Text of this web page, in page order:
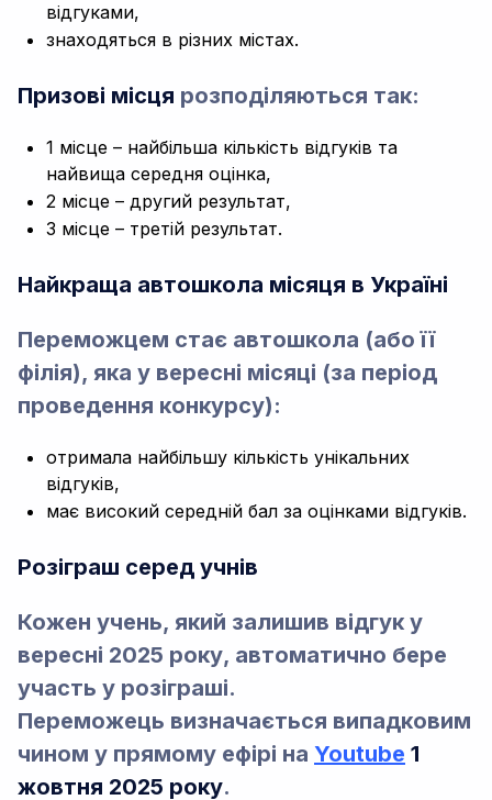
відгуками,
знаходяться в різних містах.
Призові місця розподіляються так:
1 місце – найбільша кількість відгуків та
найвища середня оцінка,
2 місце – другий результат,
3 місце – третій результат.
Найкраща автошкола місяця в Україні
Переможцем стає автошкола (або її
філія), яка у вересні місяці (за період
проведення конкурсу):
отримала найбільшу кількість унікальних
відгуків,
має високий середній бал за оцінками відгуків.
Розіграш серед учнів
Кожен учень, який залишив відгук у
вересні 2025 року, автоматично бере
участь у розіграші.
Переможець визначається випадковим
чином у прямому ефірі на Youtube 1
жовтня 2025 року.